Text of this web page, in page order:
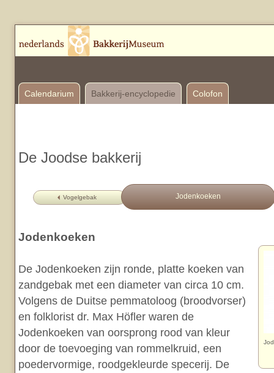
Calendarium Bakkerij-encyclopedie Colofon
De Joodse bakkerij
Vogelgebak Jodenkoeken
Jodenkoeken
De Jodenkoeken zijn ronde, platte koeken van
zandgebak met een diameter van circa 10 cm.
Volgens de Duitse pemmatoloog (broodvorser)
en folklorist dr. Max Höfler waren de
Jodenkoeken van oorsprong rood van kleur
door de toevoeging van rommelkruid, een
poedervormige, roodgekleurde specerij. De